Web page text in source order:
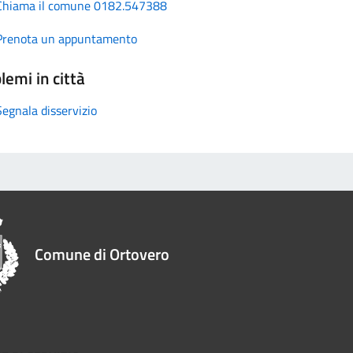
il comune 0182.547388
un appuntamento
in città
disservizio
Comune di Ortovero